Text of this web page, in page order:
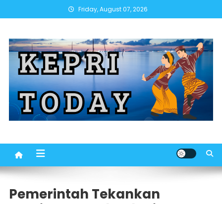
to
Friday, August 07, 2026
Pemerintah Tekankan